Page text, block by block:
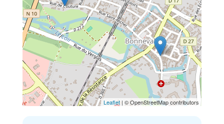
Leaflet | © OpenStreetMap contributors